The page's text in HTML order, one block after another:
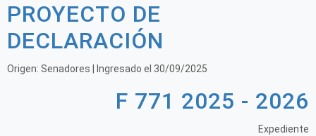
PRENSA
CONTACTO
PROYECTO DE
DECLARACIÓN
Origen: Senadores | Ingresado el 30/09/2025
F 771 2025 - 2026
Expediente